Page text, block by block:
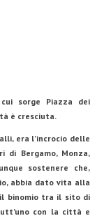
sorge Piazza dei
è cresciuta.
era l’incrocio delle
di Bergamo, Monza,
sostenere che,
abbia dato vita alla
il binomio tra il sito di
con la città e